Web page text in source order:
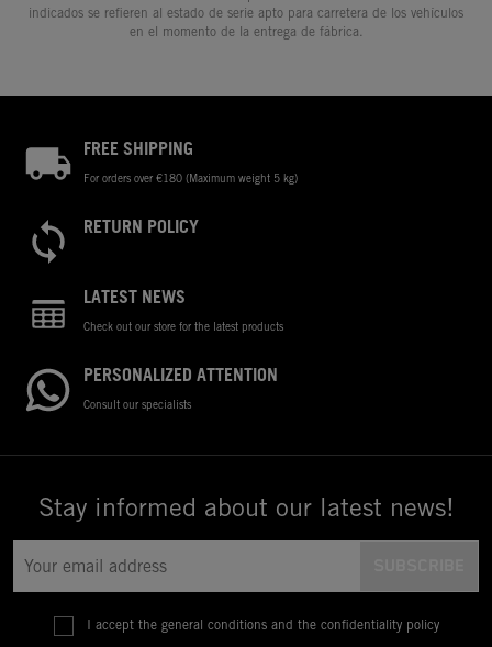
indicados se refieren al estado de serie apto para carretera de los vehículos
en el momento de la entrega de fábrica.
FREE SHIPPING
For orders over €180 (Maximum weight 5 kg)
RETURN POLICY
LATEST NEWS
Check out our store for the latest products
PERSONALIZED ATTENTION
Consult our specialists
Stay informed about our latest news!
I accept the general conditions and the confidentiality policy